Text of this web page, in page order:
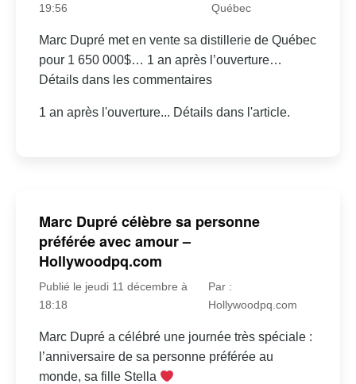
19:56
Québec
Marc Dupré met en vente sa distillerie de Québec
pour 1 650 000$… 1 an après l’ouverture…
Détails dans les commentaires
1 an après l'ouverture... Détails dans l'article.
Marc Dupré célèbre sa personne
préférée avec amour –
Hollywoodpq.com
Publié le jeudi 11 décembre à
18:18
Par :
Hollywoodpq.com
Marc Dupré a célébré une journée très spéciale :
l’anniversaire de sa personne préférée au
monde, sa fille Stella